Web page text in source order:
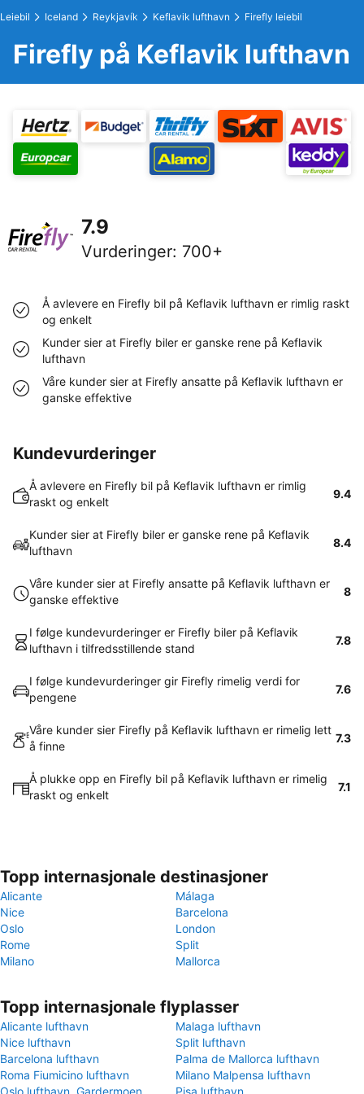
Leiebil Iceland Reykjavík Keflavik lufthavn Firefly leiebil
Firefly på Keflavik lufthavn
7.9
Vurderinger: 700+
Å avlevere en Firefly bil på Keflavik lufthavn er rimlig raskt
og enkelt
Kunder sier at Firefly biler er ganske rene på Keflavik
lufthavn
Våre kunder sier at Firefly ansatte på Keflavik lufthavn er
ganske effektive
Kundevurderinger
Å avlevere en Firefly bil på Keflavik lufthavn er rimlig
raskt og enkelt
9.4
Kunder sier at Firefly biler er ganske rene på Keflavik
lufthavn
8.4
Våre kunder sier at Firefly ansatte på Keflavik lufthavn er
ganske effektive
8
I følge kundevurderinger er Firefly biler på Keflavik
lufthavn i tilfredsstillende stand
7.8
I følge kundevurderinger gir Firefly rimelig verdi for
pengene
7.6
Våre kunder sier Firefly på Keflavik lufthavn er rimelig lett
å finne
7.3
Å plukke opp en Firefly bil på Keflavik lufthavn er rimelig
raskt og enkelt
7.1
Topp internasjonale destinasjoner
Alicante
Málaga
Nice
Barcelona
Oslo
London
Rome
Split
Milano
Mallorca
Topp internasjonale flyplasser
Alicante lufthavn
Malaga lufthavn
Nice lufthavn
Split lufthavn
Barcelona lufthavn
Palma de Mallorca lufthavn
Roma Fiumicino lufthavn
Milano Malpensa lufthavn
Oslo lufthavn, Gardermoen
Pisa lufthavn